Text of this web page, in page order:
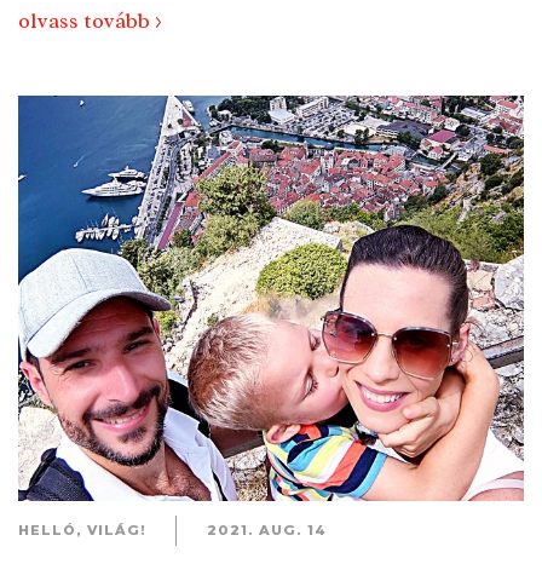
olvass tovább >
HELLÓ, VILÁG! 2021. AUG. 14